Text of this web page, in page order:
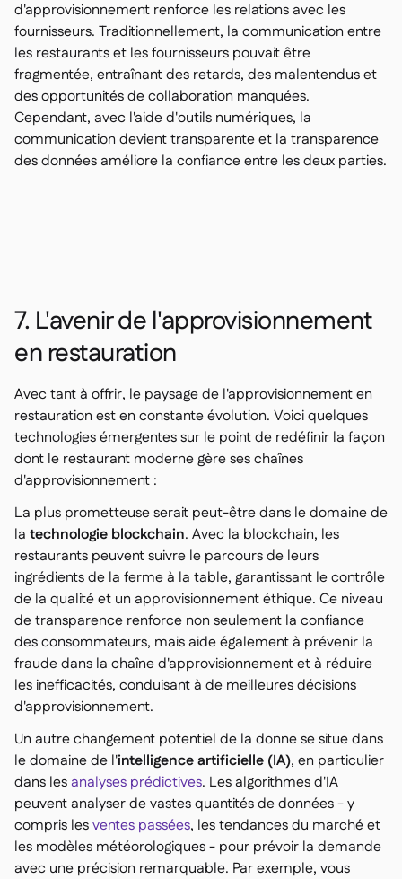
d'approvisionnement renforce les relations avec les
fournisseurs. Traditionnellement, la communication entre
les restaurants et les fournisseurs pouvait être
fragmentée, entraînant des retards, des malentendus et
des opportunités de collaboration manquées.
Cependant, avec l'aide d'outils numériques, la
communication devient transparente et la transparence
des données améliore la confiance entre les deux parties.
7. L'avenir de l'approvisionnement
en restauration
Avec tant à offrir, le paysage de l'approvisionnement en
restauration est en constante évolution. Voici quelques
technologies émergentes sur le point de redéfinir la façon
dont le restaurant moderne gère ses chaînes
d'approvisionnement :
La plus prometteuse serait peut-être dans le domaine de
la technologie blockchain. Avec la blockchain, les
restaurants peuvent suivre le parcours de leurs
ingrédients de la ferme à la table, garantissant le contrôle
de la qualité et un approvisionnement éthique. Ce niveau
de transparence renforce non seulement la confiance
des consommateurs, mais aide également à prévenir la
fraude dans la chaîne d'approvisionnement et à réduire
les inefficacités, conduisant à de meilleures décisions
d'approvisionnement.
Un autre changement potentiel de la donne se situe dans
le domaine de l'intelligence artificielle (IA), en particulier
dans lesanalyses prédictives. Les algorithmes d'IA
peuvent analyser de vastes quantités de données - y
compris lesventes passées, les tendances du marché et
les modèles météorologiques - pour prévoir la demande
avec une précision remarquable. Par exemple, vous